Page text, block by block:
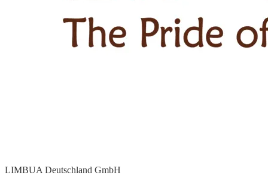
LIMBUA Deutschland GmbH